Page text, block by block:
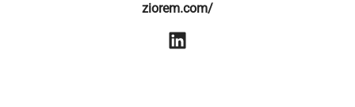
ziorem.com/